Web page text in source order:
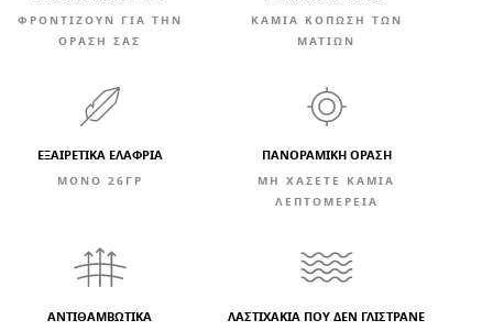
ΦΡΟΝΤΙΖΟΥΝ ΓΙΑ ΤΗΝ
ΟΡΑΣΗ ΣΑΣ
ΚΑΜΊΑ ΚΌΠΩΣΗ ΤΩΝ
ΜΑΤΙΏΝ
ΕΞΑΙΡΕΤΙΚΆ ΕΛΑΦΡΙΆ
ΜΟΝΟ 26ΓΡ
ΠΑΝΟΡΑΜΙΚΗ ΟΡΑΣΗ
ΜΗ ΧΑΣΕΤΕ ΚΑΜΙΑ
ΛΕΠΤΟΜΕΡΕΙΑ
ΑΝΤΙΘΑΜΒΩΤΙΚΆ ΛΑΣΤΙΧΑΚΙΑ ΠΟΥ ΔΕΝ ΓΛΙΣΤΡΑΝΕ